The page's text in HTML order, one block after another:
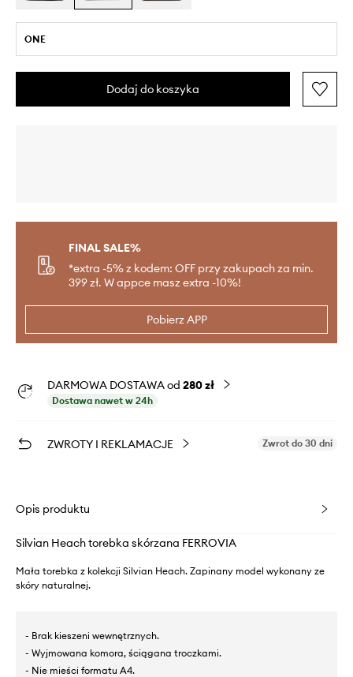
ONE
Dodaj do koszyka
FINAL SALE%
*extra -5% z kodem: OFF przy zakupach za min.
399 zł. W appce masz extra -10%!
Pobierz APP
DARMOWA DOSTAWA od 280 zł
Dostawa nawet w 24h
ZWROTY I REKLAMACJE Zwrot do 30 dni
Opis produktu
Silvian Heach torebka skórzana FERROVIA
Mała torebka z kolekcji Silvian Heach. Zapinany model wykonany ze
skóry naturalnej.
- Brak kieszeni wewnętrznych.
- Wyjmowana komora, ściągana troczkami.
- Nie mieści formatu A4.